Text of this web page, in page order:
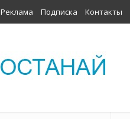
Реклама Подписка Контакты